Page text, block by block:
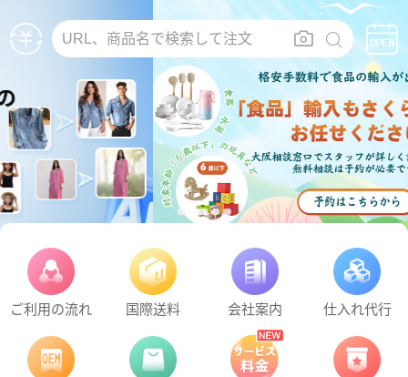
URL、商品名で検索して注文
ご利用の流れ 国際送料 会社案内 仕入れ代行